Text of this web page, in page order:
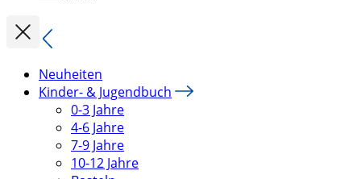
Neuheiten
Kinder- & Jugendbuch
0-3 Jahre
4-6 Jahre
7-9 Jahre
10-12 Jahre